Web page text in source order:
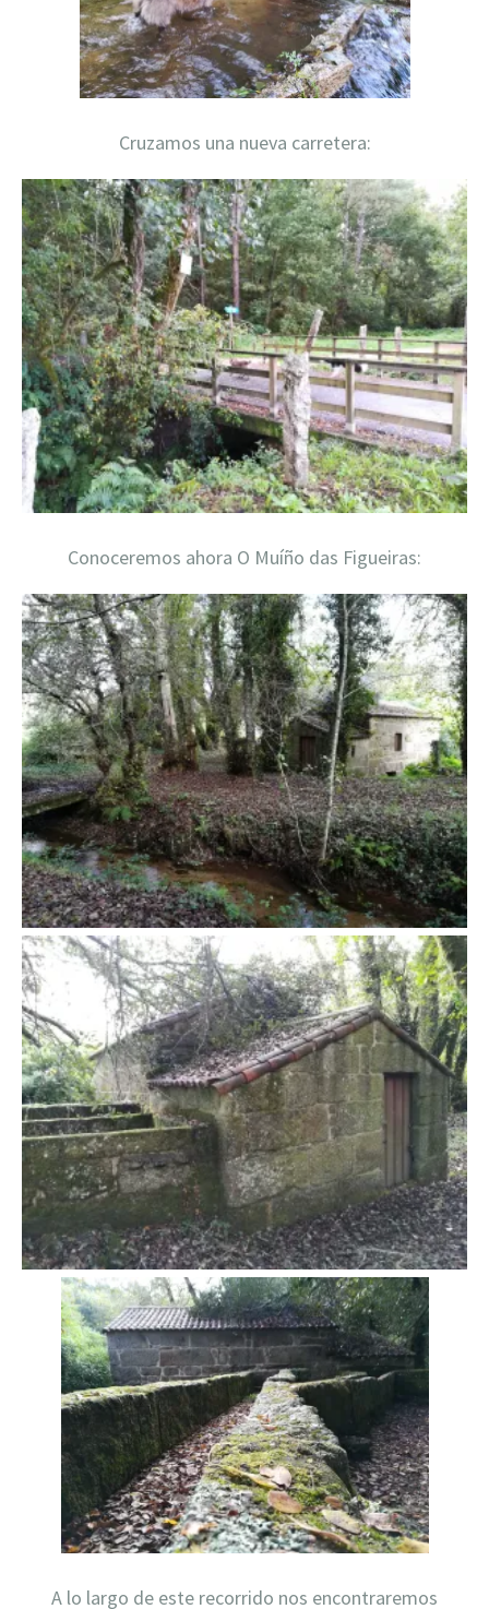
Cruzamos una nueva carretera:
Conoceremos ahora O Muíño das Figueiras:
A lo largo de este recorrido nos encontraremos